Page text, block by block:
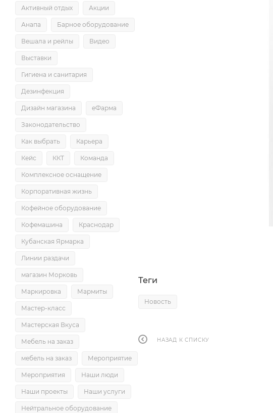
Теги
Новость
НАЗАД К СПИСКУ
Активный отдых Акции
Анапа Барное оборудование
Вешала и рейлы Видео
Выставки
Гигиена и санитария
Дезинфекция
Дизайн магазина еФарма
Законодательство
Как выбрать Карьера
Кейс ККТ Команда
Комплексное оснащение
Корпоративная жизнь
Кофейное оборудование
Кофемашина Краснодар
Кубанская Ярмарка
Линии раздачи
магазин Морковь
Маркировка Мармиты
Мастер-класс
Мастерская Вкуса
Мебель на заказ
мебель на заказ Мероприятие
Мероприятия Наши люди
Наши проекты Наши услуги
Нейтральное оборудование